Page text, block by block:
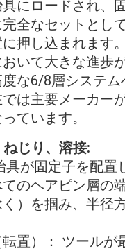
具にロードされ、
全なセットとし
押し込まれます
いて大きな進歩
度な6/8層システム
では主要メーカー
ています。
じり、溶接:
具が固定子を配置
のヘアピン層の
）を掴み、半径
置）： ツールが